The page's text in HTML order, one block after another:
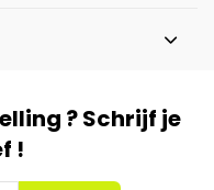
? Schrijf je
!